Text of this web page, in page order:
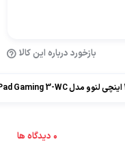
بازخورد درباره این کالا
0 دیدگاه ها